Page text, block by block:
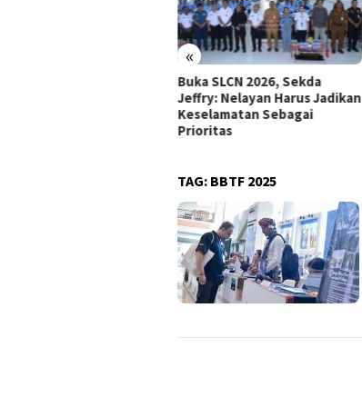
«
Buka SLCN 2026, Sekda
Jeffry: Nelayan Harus Jadikan
Keselamatan Sebagai
Prioritas
TAG: BBTF 2025